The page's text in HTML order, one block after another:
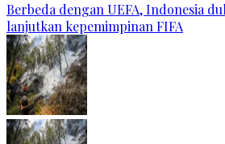
Berbeda dengan UEFA, Indonesia
lanjutkan kepemimpinan FIFA